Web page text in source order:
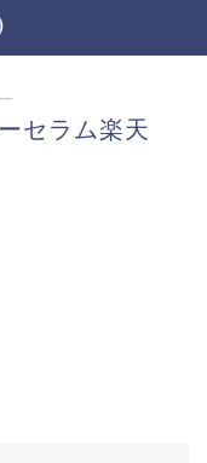
セラム楽天